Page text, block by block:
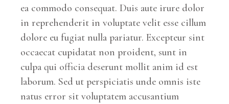
ea commodo consequat. Duis aute irure dolor
in reprehenderit in voluptate velit esse cillum
dolore eu fugiat nulla pariatur. Excepteur sint
occaecat cupidatat non proident, sunt in
culpa qui officia deserunt mollit anim id est
laborum. Sed ut perspiciatis unde omnis iste
natus error sit voluptatem accusantium